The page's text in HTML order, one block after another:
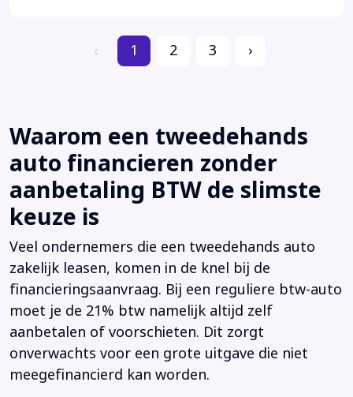
‹ 1 2 3 ›
Waarom een tweedehands
auto financieren zonder
aanbetaling BTW de slimste
keuze is
Veel ondernemers die een tweedehands auto
zakelijk leasen, komen in de knel bij de
financieringsaanvraag. Bij een reguliere btw-auto
moet je de 21% btw namelijk altijd zelf
aanbetalen of voorschieten. Dit zorgt
onverwachts voor een grote uitgave die niet
meegefinancierd kan worden.